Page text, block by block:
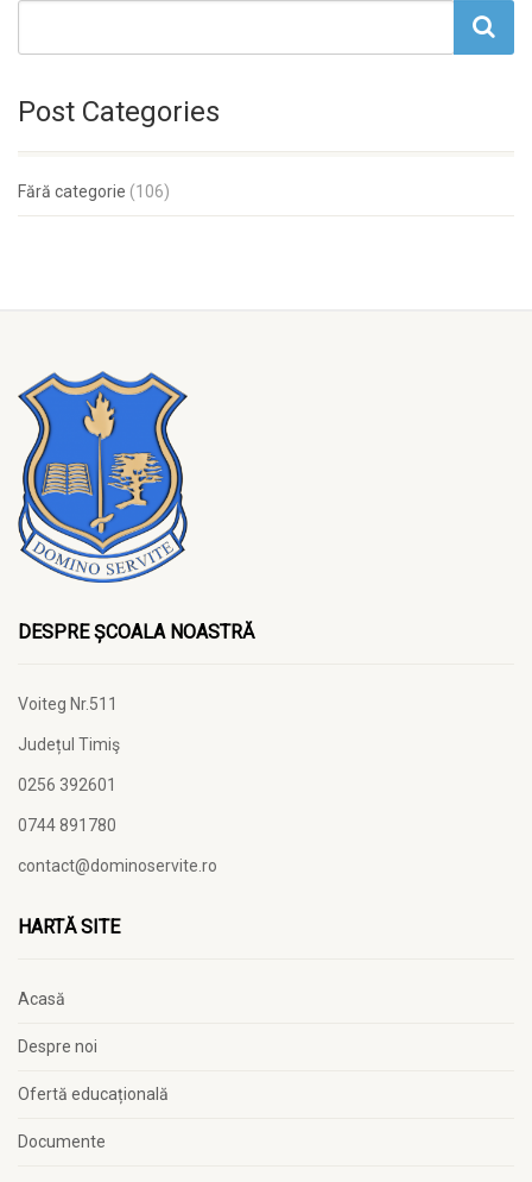
Post Categories
Fără categorie (106)
DESPRE ȘCOALA NOASTRĂ
Voiteg Nr.511
Județul Timiş
0256 392601
0744 891780
contact@dominoservite.ro
HARTĂ SITE
Acasă
Despre noi
Ofertă educațională
Documente